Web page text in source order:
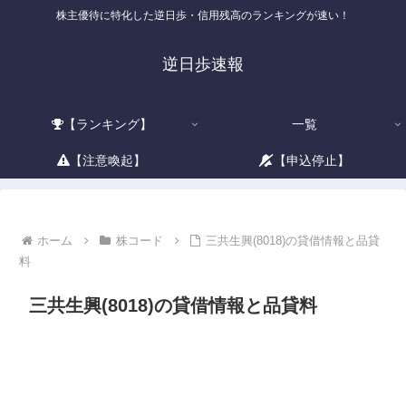
株主優待に特化した逆日歩・信用残高のランキングが速い！
逆日歩速報
【ランキング】 一覧
【注意喚起】 【申込停止】
ホーム 株コード
三共生興(8018)の貸借情報と品貸
料
三共生興(8018)の貸借情報と品貸料